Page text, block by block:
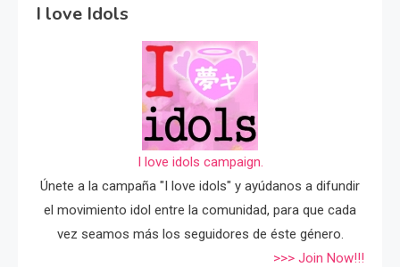
I love Idols
I love idols campaign.
Únete a la campaña "I love idols" y ayúdanos a difundir
el movimiento idol entre la comunidad, para que cada
vez seamos más los seguidores de éste género.
>>> Join Now!!!